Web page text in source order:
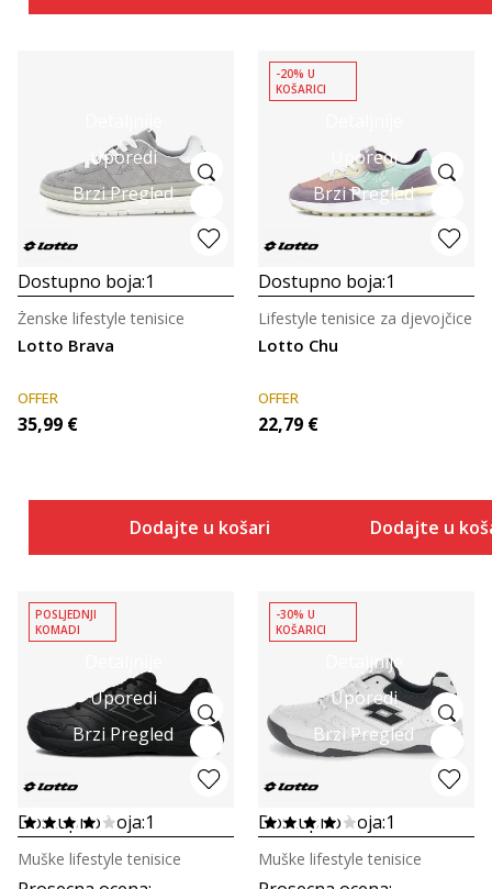
Uporedi
Brzi Pregled
Dostupno boja:1
Lotto Brava
Ženske lifestyle tenisice
OFFER
35,99 €
Dodajte u košaricu
Uporedi
Brzi Pregled
-20% U
KOŠARICI
Dostupno boja:1
Lotto Chu
Lifestyle tenisice za djevojčice
OFFER
22,79 €
Dodajte u
Uporedi
Brzi Pregled
POSLJEDNJI
KOMADI
Dostupno boja:1
Muške lifestyle tenisice
Detaljnije
Uporedi
Brzi Pregled
-30% U
KOŠARICI
Dostupno boja:1
Muške lifestyle tenisice